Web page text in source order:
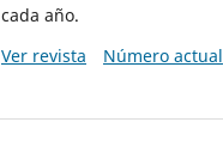
cada año.
Ver revista
Número actual